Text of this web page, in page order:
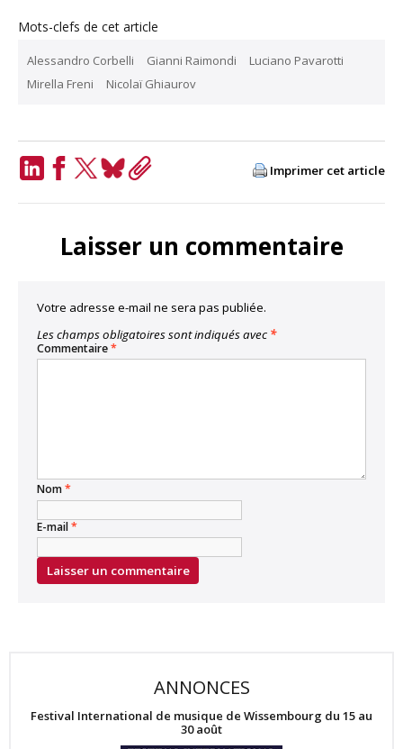
Mots-clefs de cet article
Alessandro Corbelli Gianni Raimondi
Luciano Pavarotti
Mirella Freni
Nicolaï Ghiaurov
Imprimer cet article
Laisser un commentaire
Votre adresse e-mail ne sera pas publiée.
Les champs obligatoires sont indiqués avec *
Commentaire*
Nom*
E-mail*
ANNONCES
Festival International de musique de Wissembourg du 15 au
30 août